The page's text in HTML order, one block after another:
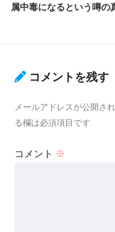
属中毒になるという噂の
コメントを残す
メールアドレスが公開さ
る欄は必須項目です
コメント ※